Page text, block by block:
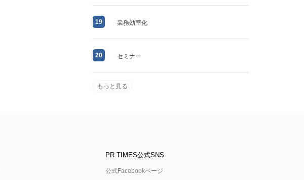
19 業務効率化
20 セミナー
もっと見る
PR TIMES公式SNS
公式Facebookページ